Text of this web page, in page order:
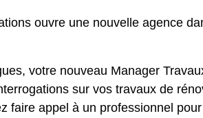
ouvre une nouvelle agence
votre nouveau Manager
sur vos travaux de
faire appel à un professionnel